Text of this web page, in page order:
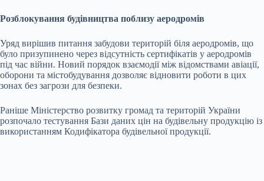
Розблокування будівництва поблизу аеродромів
Уряд вирішив питання забудови територій біля аеродромів, що
було призупинено через відсутність сертифікатів у аеродромів
під час війни. Новий порядок взаємодії між відомствами авіації,
оборони та містобудування дозволяє відновити роботи в цих
зонах без загрози для безпеки.
Раніше Міністерство розвитку громад та територій України
розпочало тестування Бази даних цін на будівельну продукцію із
використанням Кодифікатора будівельної продукції.